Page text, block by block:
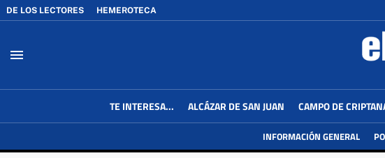
DE LOS LECTORES HEMEROTECA
menu
TE INTERESA... ALCÁZAR DE SAN JUAN CAMPO DE
INFORMACIÓN GENERAL